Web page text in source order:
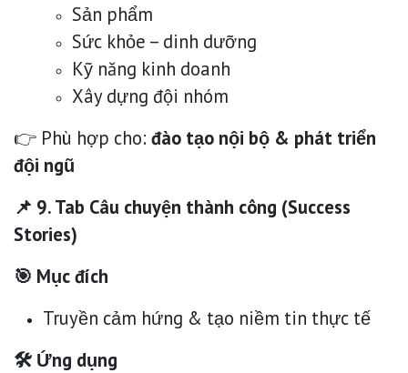
Sản phẩm
Sức khỏe – dinh dưỡng
Kỹ năng kinh doanh
Xây dựng đội nhóm
👉 Phù hợp cho:đào tạo nội bộ & phát triển
đội ngũ
📌 9. Tab Câu chuyện thành công (Success
Stories)
🎯 Mục đích
Truyền cảm hứng & tạo niềm tin thực tế
🛠 Ứng dụng